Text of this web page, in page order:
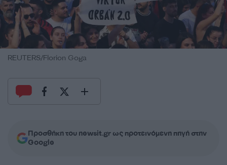
REUTERS/Florion Goga
Προσθήκη του newsit.gr ως προτεινόμενη πηγή στην
Google